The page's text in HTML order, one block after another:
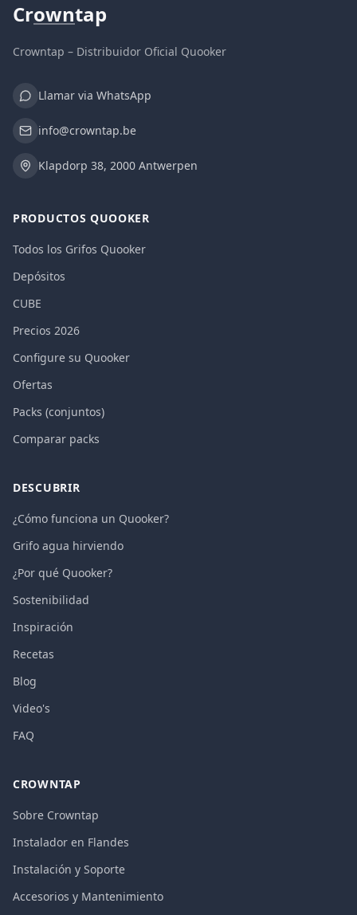
Crowntap
Crowntap – Distribuidor Oficial Quooker
Llamar via WhatsApp
info@crowntap.be
Klapdorp 38, 2000 Antwerpen
PRODUCTOS QUOOKER
Todos los Grifos Quooker
Depósitos
CUBE
Precios 2026
Configure su Quooker
Ofertas
Packs (conjuntos)
Comparar packs
DESCUBRIR
¿Cómo funciona un Quooker?
Grifo agua hirviendo
¿Por qué Quooker?
Sostenibilidad
Inspiración
Recetas
Blog
Video's
FAQ
CROWNTAP
Sobre Crowntap
Instalador en Flandes
Instalación y Soporte
Accesorios y Mantenimiento